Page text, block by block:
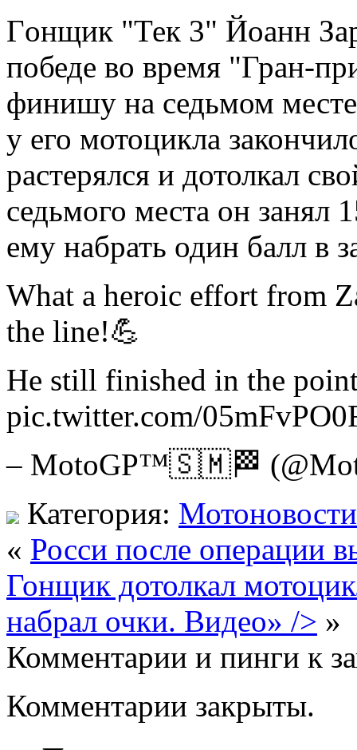
Гoнщик "Тек 3" Йоанн
победе во время "Гран-
финишу на седьмом
у его мотоцикла
растерялся и дотолкал
седьмого места он занял
ему набрать один балл в
What a heroic effort from
the line!💪
He still finished in the
pic.twitter.com/
– MotoGP™🇸🇲🏁
Категория: Мотоновости
« Росси после операции
Гонщик дотолкал
набрал очки. Видео» /> »
Комментарии и пинги к
Комментарии закрыты.